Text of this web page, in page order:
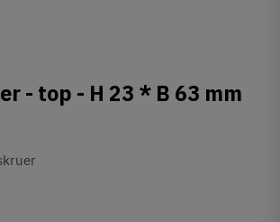
- top - H 23 * B 63 mm